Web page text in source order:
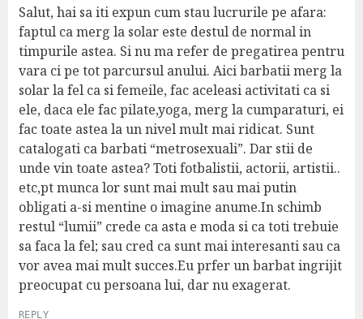
s
:
Salut, hai sa iti expun cum stau lucrurile pe afara:
faptul ca merg la solar este destul de normal in
timpurile astea. Si nu ma refer de pregatirea pentru
vara ci pe tot parcursul anului. Aici barbatii merg la
solar la fel ca si femeile, fac aceleasi activitati ca si
ele, daca ele fac pilate,yoga, merg la cumparaturi, ei
fac toate astea la un nivel mult mai ridicat. Sunt
catalogati ca barbati “metrosexuali”. Dar stii de
unde vin toate astea? Toti fotbalistii, actorii, artistii..
etc,pt munca lor sunt mai mult sau mai putin
obligati a-si mentine o imagine anume.In schimb
restul “lumii” crede ca asta e moda si ca toti trebuie
sa faca la fel; sau cred ca sunt mai interesanti sau ca
vor avea mai mult succes.Eu prfer un barbat ingrijit
preocupat cu persoana lui, dar nu exagerat.
REPLY